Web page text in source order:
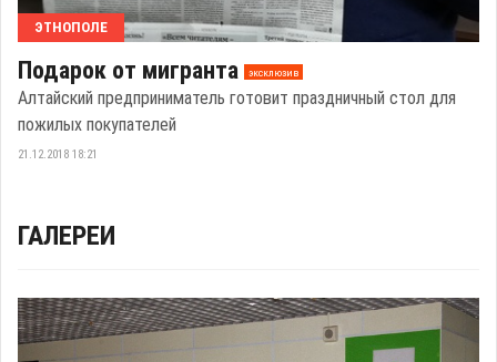
ЭТНОПОЛЕ
Подарок от мигранта эксклюзив
Алтайский предприниматель готовит праздничный стол для
пожилых покупателей
21.12.2018 18:21
ГАЛЕРЕИ